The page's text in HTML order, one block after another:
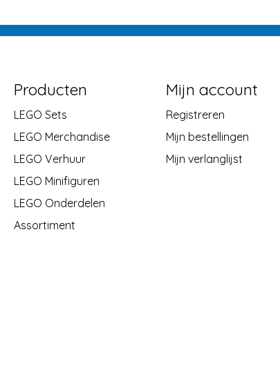
Producten
LEGO Sets
LEGO Merchandise
LEGO Verhuur
LEGO Minifiguren
LEGO Onderdelen
Assortiment
Mijn account
Registreren
Mijn bestellingen
Mijn verlanglijst